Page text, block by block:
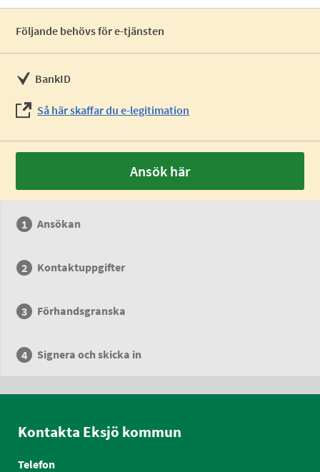
Följande behövs för e-tjänsten
BankID
Så här skaffar du e-legitimation
Ansök här
Ansökan
Kontaktuppgifter
Förhandsgranska
Signera och skicka in
Kontakta Eksjö kommun
Telefon